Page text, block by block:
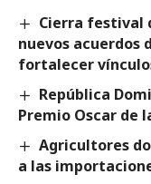
Cierra festival
nuevos acuerdos
fortalecer
República
Premio Oscar de
Agricultores
a las